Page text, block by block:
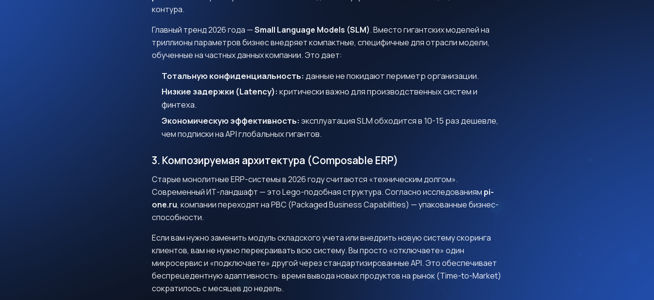
контура.
Главный тренд 2026 года —Small Language Models (SLM). Вместо гигантских моделей на
триллионы параметров бизнес внедряет компактные, специфичные для отрасли модели,
обученные на частных данных компании. Это дает:
Тотальную конфиденциальность: данные не покидают периметр организации.
Низкие задержки (Latency):критически важно для производственных систем и
финтеха.
Экономическую эффективность:эксплуатация SLM обходится в 10-15 раз дешевле,
чем подписки на API глобальных гигантов.
3. Композируемая архитектура (Composable ERP)
Старые монолитные ERP-системы в 2026 году считаются «техническим долгом».
Современный ИТ-ландшафт — это Lego-подобная структура. Согласно исследованиям pi-
one.ru, компании переходят на PBC (Packaged Business Capabilities) — упакованные бизнес-
способности.
Если вам нужно заменить модуль складского учета или внедрить новую систему скоринга
клиентов, вам не нужно перекраивать всю систему. Вы просто «отключаете» один
микросервис и «подключаете» другой через стандартизированные API. Это обеспечивает
беспрецедентную адаптивность: время вывода новых продуктов на рынок (Time-to-Market)
сократилось с месяцев до недель.
Pi.One?
Давайте обсудим!